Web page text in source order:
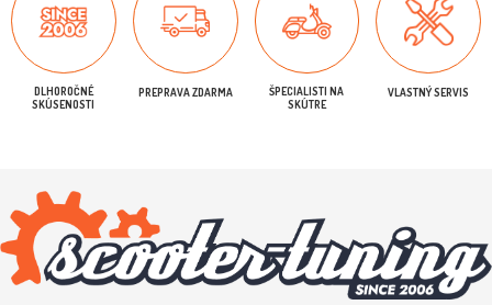
DLHOROČNÉ
SKÚSENOSTI
PREPRAVA ZDARMA
ŠPECIALISTI NA
SKÚTRE
VLASTNÝ SERVIS